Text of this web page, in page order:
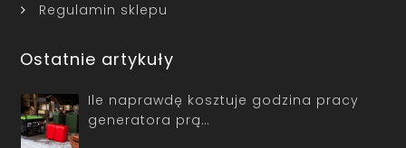
Regulamin sklepu
Ostatnie artykuły
Ile naprawdę kosztuje godzina pracy
generatora prą…